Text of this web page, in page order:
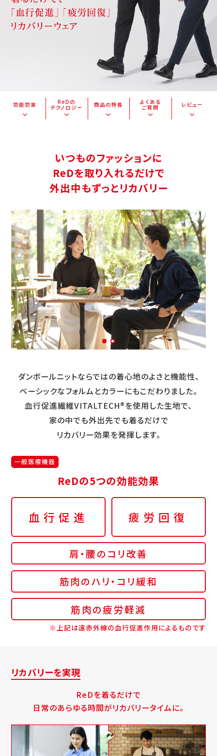
効能効果
ReDの
テクノロジー
商品の特長
よくある
ご質問
レビュー
ReDを取り入れるだけで
外出中もずっとリカバリー
ベーシックなフォルムとカラーにもこだわりました。
血行促進繊維VITALTECH®を使用した生地で、
家の中でも外出先でも着るだけで
リカバリー効果を発揮します。
ReDの5つの効能効果
肩・腰のコリ改善
筋肉のハリ・コリ緩和
筋肉の疲労軽減
※上記は遠赤外線の血行促進作用によるものです
日常のあらゆる時間がリカバリータイムに。